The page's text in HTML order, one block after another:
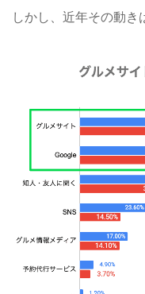
しかし、近年その動き